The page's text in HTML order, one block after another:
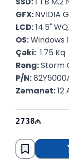
GFX: NVIDIA
LCD: 14.5"
OS: Windows
Çəki: 1.75 Kq
Rəng: Storm
P/N:
Zəmanət: 12
2738